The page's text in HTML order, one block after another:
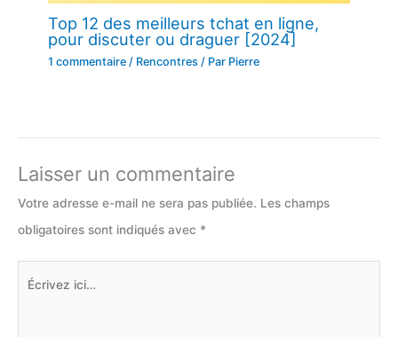
Top 12 des meilleurs tchat en ligne,
pour discuter ou draguer [2024]
1 commentaire / Rencontres / Par Pierre
Laisser un commentaire
Votre adresse e-mail ne sera pas publiée. Les champs
obligatoires sont indiqués avec *